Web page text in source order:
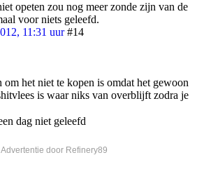
opeten zou nog meer zonde zijn van de
voor niets geleefd.
11:31 uur #14
om het niet te kopen is omdat het gewoon
is waar niks van overblijft zodra je
dag niet geleefd
door Refinery89